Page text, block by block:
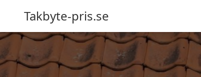
Takbyte-pris.se